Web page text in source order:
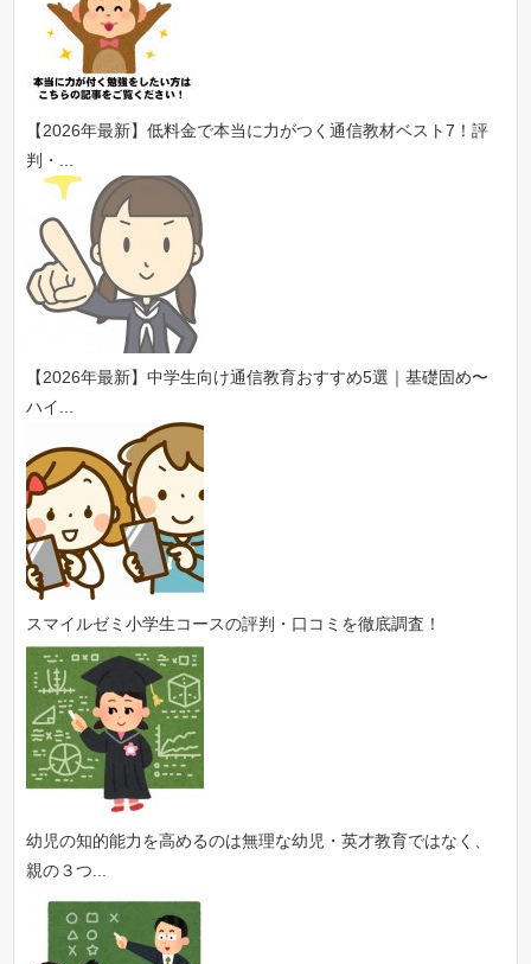
【2026年最新】低料金で本当に力がつく通信教材ベスト7！評
判・...
【2026年最新】中学生向け通信教育おすすめ5選｜基礎固め〜
ハイ...
スマイルゼミ小学生コースの評判・口コミを徹底調査！
幼児の知的能力を高めるのは無理な幼児・英才教育ではなく、
親の３つ...